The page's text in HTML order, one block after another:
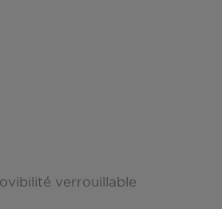
verrouillable